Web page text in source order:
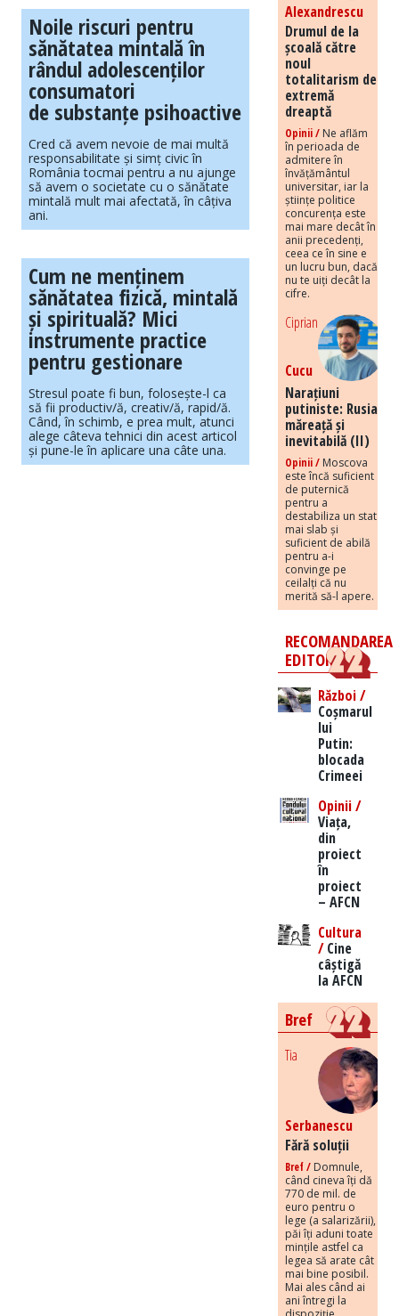
Noile riscuri pentru
sănătatea mintală în
rândul adolescenților
consumatori
de substanțe psihoactive
Cred că avem nevoie de mai multă
responsabilitate și simț civic în
România tocmai pentru a nu ajunge
să avem o societate cu o sănătate
mintală mult mai afectată, în câțiva
ani.
Cum ne menținem
sănătatea fizică, mintală
și spirituală? Mici
instrumente practice
pentru gestionare
Stresul poate fi bun, folosește-l ca
să fii productiv/ă, creativ/ă, rapid/ă.
Când, în schimb, e prea mult, atunci
alege câteva tehnici din acest articol
și pune-le în aplicare una câte una.
Alexandrescu
Drumul de la
școală către
noul
totalitarism de
extremă
dreaptă
Opinii / Ne aflăm
în perioada de
admitere în
învățământul
universitar, iar la
științe politice
concurența este
mai mare decât în
anii precedenți,
ceea ce în sine e
un lucru bun, dacă
nu te uiți decât la
cifre.
Ciprian
Cucu
Narațiuni
putiniste: Rusia
măreață și
inevitabilă (II)
Opinii / Moscova
este încă suficient
de puternică
pentru a
destabiliza un stat
mai slab și
suficient de abilă
pentru a-i
convinge pe
ceilalți că nu
merită să-l apere.
RECOMANDAREA
EDITORILOR
Război /
Coșmarul
lui
Putin:
blocada
Crimeei
Opinii /
Viața,
din
proiect
în
proiect
– AFCN
Cultura
/Cine
câștigă
la AFCN
Bref
Tia
Serbanescu
Fără soluții
Bref / Domnule,
când cineva îți dă
770 de mil. de
euro pentru o
lege (a salarizării),
păi îți aduni toate
mințile astfel ca
legea să arate cât
mai bine posibil.
Mai ales când ai
ani întregi la